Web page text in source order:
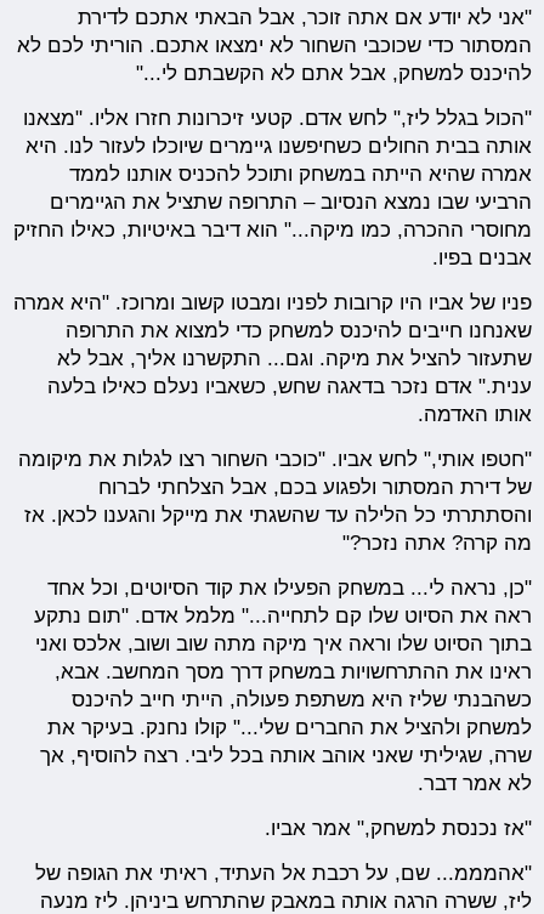
"אני לא יודע אם אתה זוכר, אבל הבאתי אתכם לדירת
המסתור כדי שכוכבי השחור לא ימצאו אתכם. הוריתי לכם לא
להיכנס למשחק, אבל אתם לא הקשבתם לי..."
"הכול בגלל ליז," לחש אדם. קטעי זיכרונות חזרו אליו. "מצאנו
אותה בבית החולים כשחיפשנו גיימרים שיוכלו לעזור לנו. היא
אמרה שהיא הייתה במשחק ותוכל להכניס אותנו לממד
הרביעי שבו נמצא הנסיוב – התרופה שתציל את הגיימרים
מחוסרי ההכרה, כמו מיקה..." הוא דיבר באיטיות, כאילו החזיק
אבנים בפיו.
פניו של אביו היו קרובות לפניו ומבטו קשוב ומרוכז. "היא אמרה
שאנחנו חייבים להיכנס למשחק כדי למצוא את התרופה
שתעזור להציל את מיקה. וגם... התקשרנו אליך, אבל לא
ענית." אדם נזכר בדאגה שחש, כשאביו נעלם כאילו בלעה
אותו האדמה.
"חטפו אותי," לחש אביו. "כוכבי השחור רצו לגלות את מיקומה
של דירת המסתור ולפגוע בכם, אבל הצלחתי לברוח
והסתתרתי כל הלילה עד שהשגתי את מייקל והגענו לכאן. אז
מה קרה? אתה נזכר?"
"כן, נראה לי... במשחק הפעילו את קוד הסיוטים, וכל אחד
ראה את הסיוט שלו קם לתחייה..." מלמל אדם. "תום נתקע
בתוך הסיוט שלו וראה איך מיקה מתה שוב ושוב, אלכס ואני
ראינו את ההתרחשויות במשחק דרך מסך המחשב. אבא,
כשהבנתי שליז היא משתפת פעולה, הייתי חייב להיכנס
למשחק ולהציל את החברים שלי..." קולו נחנק. בעיקר את
שרה, שגיליתי שאני אוהב אותה בכל ליבי. רצה להוסיף, אך
לא אמר דבר.
"אז נכנסת למשחק," אמר אביו.
"אהמממ... שם, על רכבת אל העתיד, ראיתי את הגופה של
ליז, ששרה הרגה אותה במאבק שהתרחש ביניהן. ליז מנעה